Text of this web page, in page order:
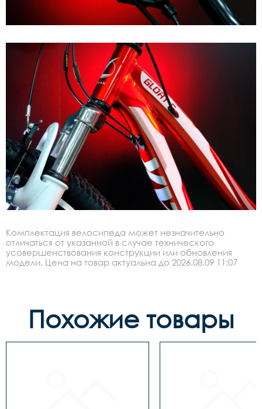
Комплектация велосипеда может незначительно
отличаться от указанной в случае технического
усовершенствования конструкции или обновления
модели. Цена на товар актуальна до 2026.08.09 11:07
Похожие товары